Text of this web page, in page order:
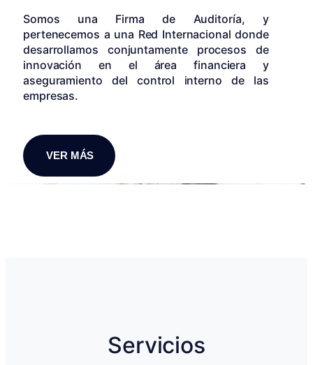
Somos una Firma de Auditoría, y
pertenecemos a una Red Internacional donde
desarrollamos conjuntamente procesos de
innovación en el área financiera y
aseguramiento del control interno de las
empresas.
VER MÁS
Servicios